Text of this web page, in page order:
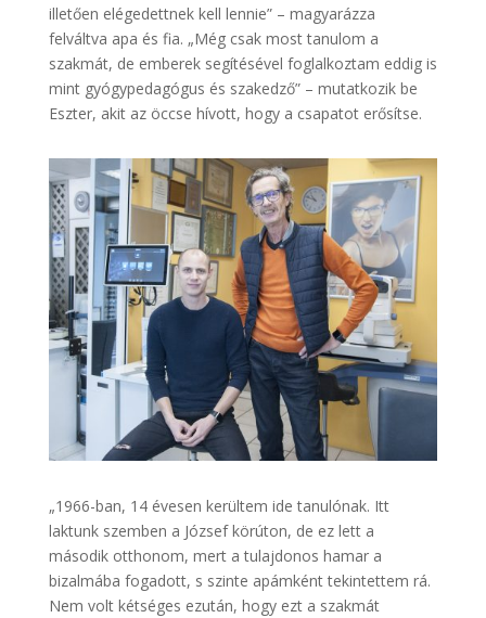
illetően elégedettnek kell lennie” – magyarázza
felváltva apa és fia. „Még csak most tanulom a
szakmát, de emberek segítésével foglalkoztam eddig is
mint gyógypedagógus és szakedző” – mutatkozik be
Eszter, akit az öccse hívott, hogy a csapatot erősítse.
„1966-ban, 14 évesen kerültem ide tanulónak. Itt
laktunk szemben a József körúton, de ez lett a
második otthonom, mert a tulajdonos hamar a
bizalmába fogadott, s szinte apámként tekintettem rá.
Nem volt kétséges ezután, hogy ezt a szakmát